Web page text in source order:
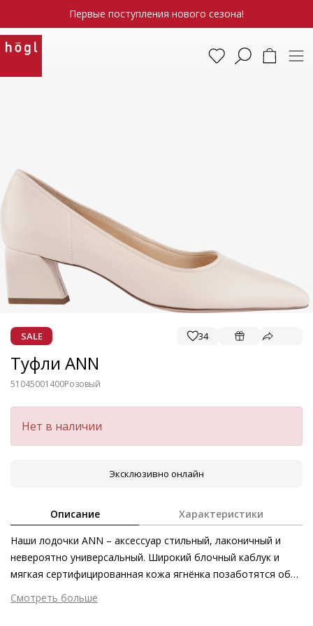
Первые поступления нового сезона!
SALE 34
Туфли ANN
51045001400Розовый
Нет в наличии
Эксклюзивно онлайн
Описание Характеристики
Наши лодочки ANN – аксессуар стильный, лаконичный и
невероятно универсальный. Широкий блочный каблук и
мягкая сертифицированная кожа ягнёнка позаботятся об
уверенности в каждом шаге – лодочки будут надёжным
спутником в течение всего дня. Модель одинаково
Смотреть больше